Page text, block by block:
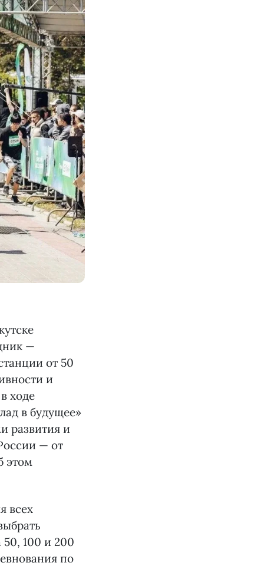
—
от 50
и
ходе
в будущее»
развития и
— от
этом
всех
100 и 200
по